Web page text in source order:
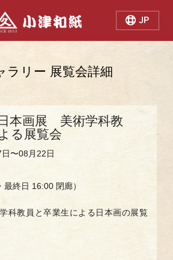
Japanese
English
Chinese
ラリー 展覧会詳細
本画展 美術学科教
る展覧会
〜08月22日
最終日 16:00 閉廊）
科教員と卒業生による日本画の展覧